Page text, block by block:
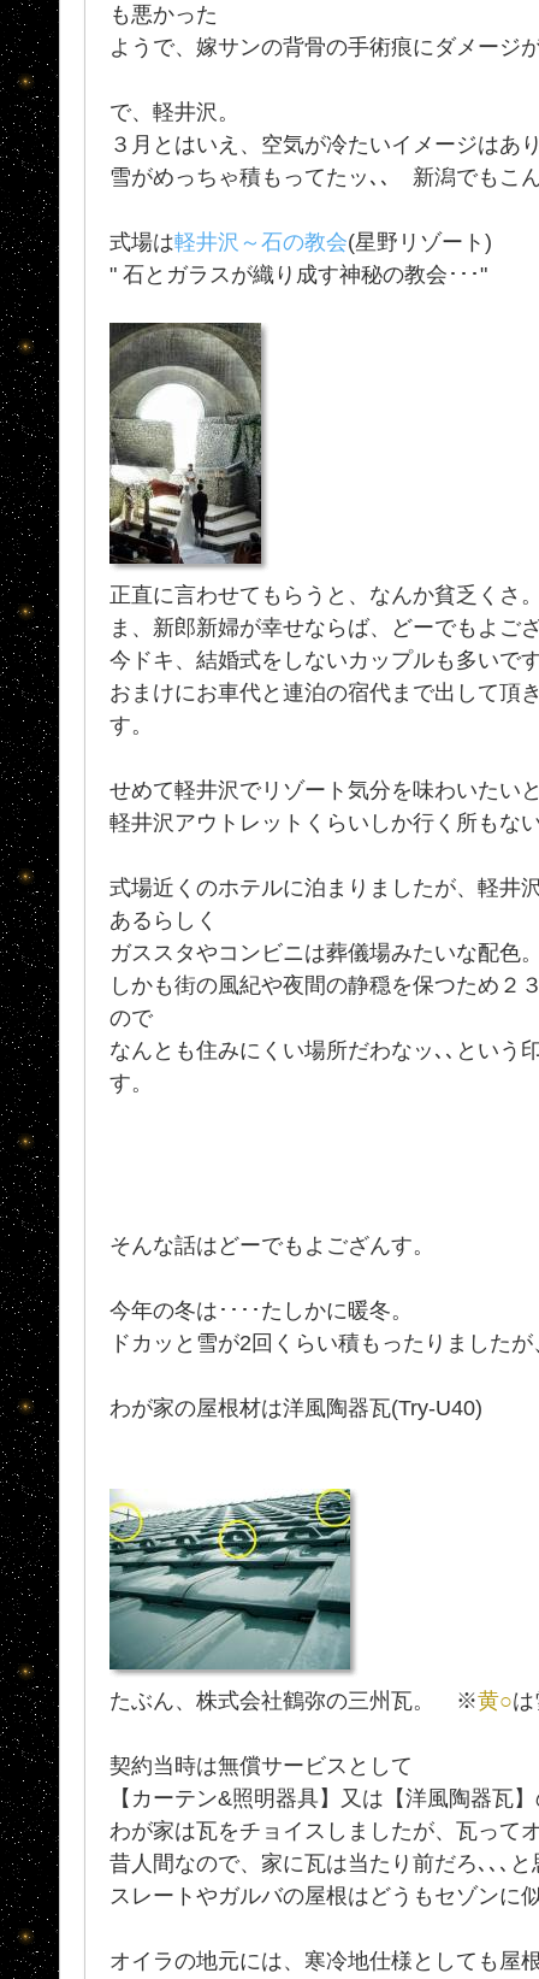
も悪かった
ようで、嫁サンの背骨の手術痕にダメー
で、軽井沢。
３月とはいえ、空気が冷たいイメージはあ
雪がめっちゃ積もってたッ､､ 新潟でもこ
式場は軽井沢～石の教会(星野リゾート)
" 石とガラスが織り成す神秘の教会･･･"
正直に言わせてもらうと、なんか貧乏くさ
ま、新郎新婦が幸せならば、どーでもよご
今ドキ、結婚式をしないカップルも多いで
おまけにお車代と連泊の宿代まで出して頂
す。
せめて軽井沢でリゾート気分を味わいたい
軽井沢アウトレットくらいしか行く所もな
式場近くのホテルに泊まりましたが、軽井
あるらしく
ガススタやコンビニは葬儀場みたいな配色
しかも街の風紀や夜間の静穏を保つため２
ので
なんとも住みにくい場所だわなッ､､という
す。
そんな話はどーでもよござんす。
今年の冬は････たしかに暖冬。
ドカッと雪が2回くらい積もったりました
わが家の屋根材は洋風陶器瓦(Try-U40)
たぶん、株式会社鶴弥の三州瓦。 ※黄○
契約当時は無償サービスとして
【カーテン&照明器具】又は【洋風陶器瓦
わが家は瓦をチョイスしましたが、瓦って
昔人間なので、家に瓦は当たり前だろ､､､
スレートやガルバの屋根はどうもセゾンに
オイラの地元には、寒冷地仕様としても屋